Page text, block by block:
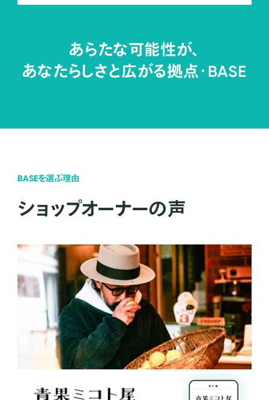
あらたな可能性が、
あなたらしさと広がる拠点・BASE
BASEを選ぶ理由
ショップオーナーの声